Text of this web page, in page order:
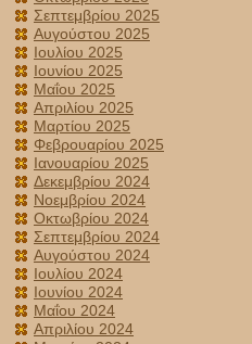
Σεπτεμβρίου 2025
Αυγούστου 2025
Ιουλίου 2025
Ιουνίου 2025
Μαΐου 2025
Απριλίου 2025
Μαρτίου 2025
Φεβρουαρίου 2025
Ιανουαρίου 2025
Δεκεμβρίου 2024
Νοεμβρίου 2024
Οκτωβρίου 2024
Σεπτεμβρίου 2024
Αυγούστου 2024
Ιουλίου 2024
Ιουνίου 2024
Μαΐου 2024
Απριλίου 2024